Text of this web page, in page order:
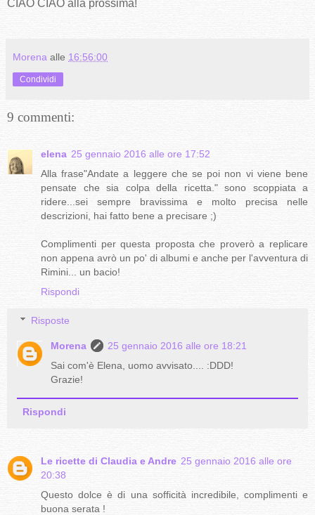
CIAO CIAO alla prossima!
Morena alle 16:56:00
Condividi
9 commenti:
elena 25 gennaio 2016 alle ore 17:52
Alla frase"Andate a leggere che se poi non vi viene bene
pensate che sia colpa della ricetta." sono scoppiata a
ridere...sei sempre bravissima e molto precisa nelle
descrizioni, hai fatto bene a precisare ;)
Complimenti per questa proposta che proverò a replicare
non appena avrò un po' di albumi e anche per l'avventura di
Rimini... un bacio!
Rispondi
Risposte
Morena
25 gennaio 2016 alle ore 18:21
Sai com'è Elena, uomo avvisato.... :DDD!
Grazie!
Rispondi
Le ricette di Claudia e Andre 25 gennaio 2016 alle ore
20:38
Questo dolce è di una sofficità incredibile, complimenti e
buona serata !